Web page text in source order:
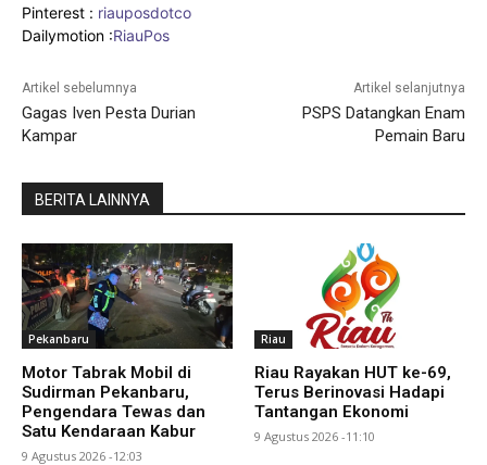
Pinterest : riauposdotco
Dailymotion :RiauPos
Artikel sebelumnya
Gagas Iven Pesta Durian
Kampar
Artikel selanjutnya
PSPS Datangkan Enam
Pemain Baru
BERITA LAINNYA
Pekanbaru
Motor Tabrak Mobil di
Sudirman Pekanbaru,
Pengendara Tewas dan
Satu Kendaraan Kabur
9 Agustus 2026 -12:03
Riau
Riau Rayakan HUT ke-69,
Terus Berinovasi Hadapi
Tantangan Ekonomi
9 Agustus 2026 -11:10